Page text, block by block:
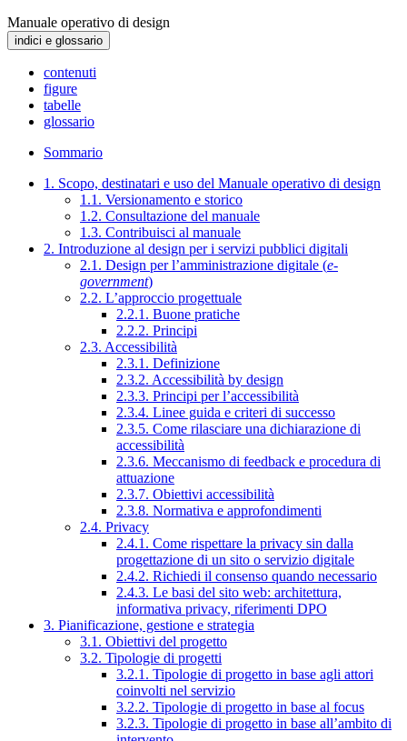
Manuale operativo di design
indici e glossario
contenuti
figure
tabelle
glossario
Sommario
1. Scopo, destinatari e uso del Manuale operativo di design
1.1. Versionamento e storico
1.2. Consultazione del manuale
1.3. Contribuisci al manuale
2. Introduzione al design per i servizi pubblici digitali
2.1. Design per l’amministrazione digitale (e-
government)
2.2. L’approccio progettuale
2.2.1. Buone pratiche
2.2.2. Principi
2.3. Accessibilità
2.3.1. Definizione
2.3.2. Accessibilità by design
2.3.3. Principi per l’accessibilità
2.3.4. Linee guida e criteri di successo
2.3.5. Come rilasciare una dichiarazione di
accessibilità
2.3.6. Meccanismo di feedback e procedura di
attuazione
2.3.7. Obiettivi accessibilità
2.3.8. Normativa e approfondimenti
2.4. Privacy
2.4.1. Come rispettare la privacy sin dalla
progettazione di un sito o servizio digitale
2.4.2. Richiedi il consenso quando necessario
2.4.3. Le basi del sito web: architettura,
informativa privacy, riferimenti DPO
3. Pianificazione, gestione e strategia
3.1. Obiettivi del progetto
3.2. Tipologie di progetti
3.2.1. Tipologie di progetto in base agli attori
coinvolti nel servizio
3.2.2. Tipologie di progetto in base al focus
3.2.3. Tipologie di progetto in base all’ambito di